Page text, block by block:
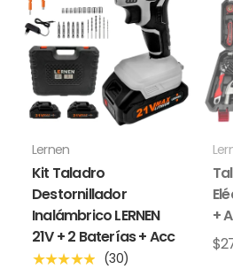
Lernen
Kit Taladro
Destornillador
Inalámbrico LERNEN
21V + 2 Baterías + Acc
★★★★★ (30)
+